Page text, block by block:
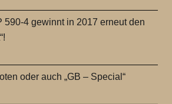
590-4 gewinnt in 2017 erneut den
oder auch „GB – Special“